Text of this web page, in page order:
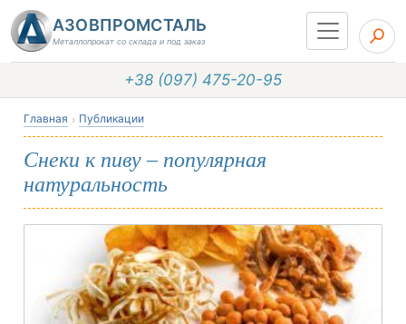
АЗОВПРОМСТАЛЬ
Металлопрокат со склада и под заказ
+38 (097) 475-20-95
Главная Публикации
Снеки к пиву – популярная
натуральность